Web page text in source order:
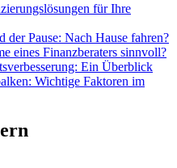
für Ihre
der Pause: Nach Hause fahren?
eines Finanzberaters sinnvoll?
Ein Überblick
Wichtige Faktoren im